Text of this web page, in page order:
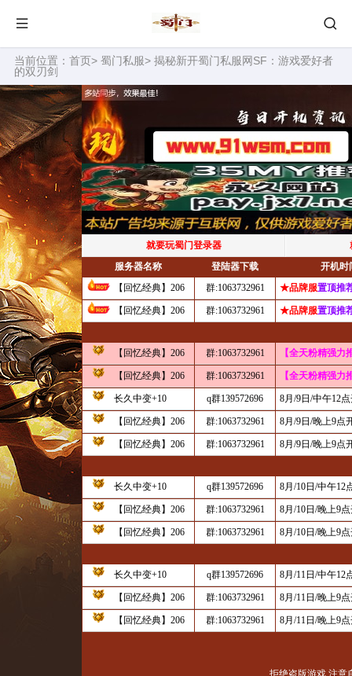
当前位置： 首页> 蜀门私服> 揭秘新开蜀门私服网SF：游戏爱好者
的双刃剑